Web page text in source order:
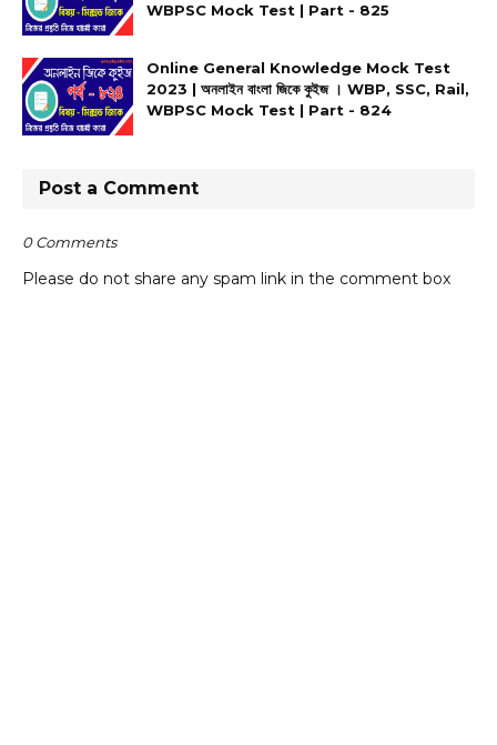
WBPSC Mock Test | Part - 825
Online General Knowledge Mock Test
2023 | অনলাইন বাংলা জিকে কুইজ । WBP, SSC, Rail,
WBPSC Mock Test | Part - 824
Post a Comment
0 Comments
Please do not share any spam link in the comment box